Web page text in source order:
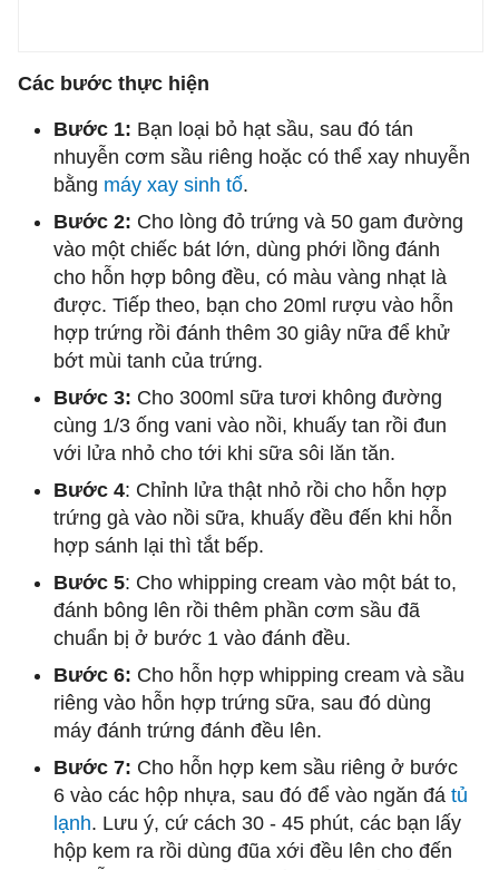
Các bước thực hiện
Bước 1: Bạn loại bỏ hạt sầu, sau đó tán
nhuyễn cơm sầu riêng hoặc có thể xay nhuyễn
bằng máy xay sinh tố.
Bước 2: Cho lòng đỏ trứng và 50 gam đường
vào một chiếc bát lớn, dùng phới lồng đánh
cho hỗn hợp bông đều, có màu vàng nhạt là
được. Tiếp theo, bạn cho 20ml rượu vào hỗn
hợp trứng rồi đánh thêm 30 giây nữa để khử
bớt mùi tanh của trứng.
Bước 3: Cho 300ml sữa tươi không đường
cùng 1/3 ống vani vào nồi, khuấy tan rồi đun
với lửa nhỏ cho tới khi sữa sôi lăn tăn.
Bước 4: Chỉnh lửa thật nhỏ rồi cho hỗn hợp
trứng gà vào nồi sữa, khuấy đều đến khi hỗn
hợp sánh lại thì tắt bếp.
Bước 5: Cho whipping cream vào một bát to,
đánh bông lên rồi thêm phần cơm sầu đã
chuẩn bị ở bước 1 vào đánh đều.
Bước 6: Cho hỗn hợp whipping cream và sầu
riêng vào hỗn hợp trứng sữa, sau đó dùng
máy đánh trứng đánh đều lên.
Bước 7: Cho hỗn hợp kem sầu riêng ở bước
6 vào các hộp nhựa, sau đó để vào ngăn đá tủ
lạnh. Lưu ý, cứ cách 30 - 45 phút, các bạn lấy
hộp kem ra rồi dùng đũa xới đều lên cho đến